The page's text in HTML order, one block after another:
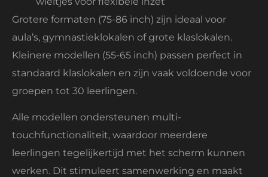
Grotere formaten (75-86 inch) zijn ideaal voor
aula’s, gymnastieklokalen of grote klaslokalen.
Kleinere modellen (55-65 inch) passen perfect in
standaard klaslokalen en zijn vaak voldoende voor
groepen tot 30 leerlingen.
Alle modellen ondersteunen multi-
touchfunctionaliteit, waardoor meerdere
leerlingen tegelijkertijd met het scherm kunnen
werken. Dit stimuleert samenwerking en maakt